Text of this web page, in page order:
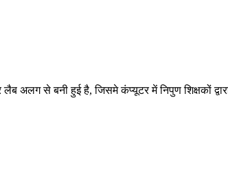
अलग से बनी हुई है, जिसमे कंप्यूटर में निपुण शिक्षकों